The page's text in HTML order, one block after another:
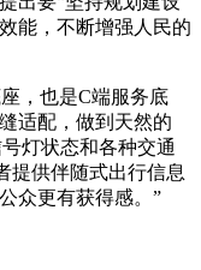
能，不断增强人民的
，也是C端服务底
适配，做到天然的
灯状态和各种交通
提供伴随式出行信息
众更有获得感。”